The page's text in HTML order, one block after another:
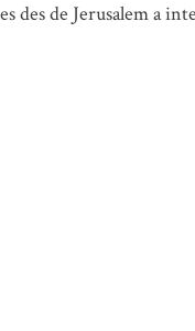
des de Jerusalem a